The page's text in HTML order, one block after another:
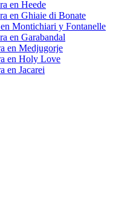
en Heede
en Ghiaie di Bonate
Montichiari y Fontanelle
en Garabandal
en Medjugorje
en Holy Love
en Jacarei